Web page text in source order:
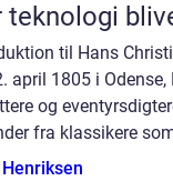
teknologi
til Hans
april 1805 i
og
fra klassikere